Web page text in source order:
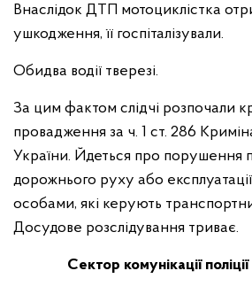
Внаслідок ДТП мотоциклістка
ушкодження, її госпіталізували.
Обидва водії тверезі.
За цим фактом слідчі розпочали
провадження за ч. 1 ст. 286
України. Йдеться про порушення
дорожнього руху або
особами, які керують
Досудове розслідування триває.
Сектор комунікації